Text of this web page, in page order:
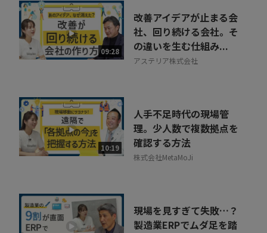
09:28
改善アイデアが止まる会
社、回り続ける会社。そ
の違いを生む仕組み...
アステリア株式会社
10:19
人手不足時代の現場管
理。少人数で複数拠点を
確認する方法
株式会社MetaMoJi
現場を見すぎて失敗…？
製造業ERPでムダ足を踏